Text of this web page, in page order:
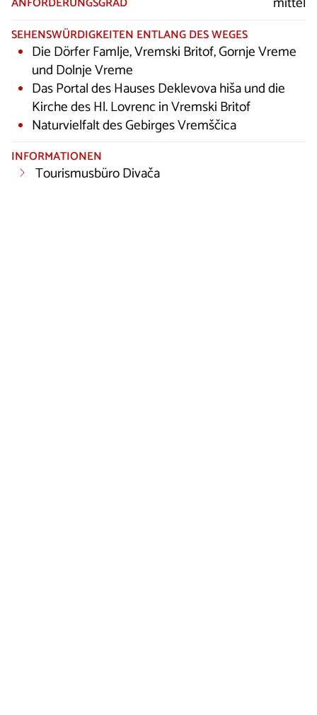
SEHENSWÜRDIGKEITEN ENTLANG DES WEGES
Die Dörfer Famlje, Vremski Britof, Gornje Vreme
und Dolnje Vreme
Das Portal des Hauses Deklevova hiša und die
Kirche des Hl. Lovrenc in Vremski Britof
Naturvielfalt des Gebirges Vremščica
INFORMATIONEN
Tourismusbüro Divača